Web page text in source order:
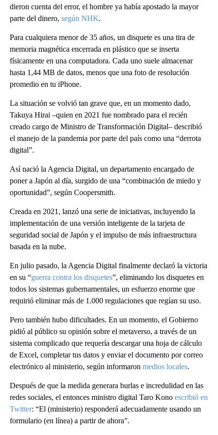
dieron cuenta del error, el hombre ya había apostado la mayor
parte del dinero, según NHK.
Para cualquiera menor de 35 años, un disquete es una tira de
memoria magnética encerrada en plástico que se inserta
físicamente en una computadora. Cada uno suele almacenar
hasta 1,44 MB de datos, menos que una foto de resolución
promedio en tu iPhone.
La situación se volvió tan grave que, en un momento dado,
Takuya Hirai –quien en 2021 fue nombrado para el recién
creado cargo de Ministro de Transformación Digital– describió
el manejo de la pandemia por parte del país como una “derrota
digital”.
Así nació la Agencia Digital, un departamento encargado de
poner a Japón al día, surgido de una “combinación de miedo y
oportunidad”, según Coopersmith.
Creada en 2021, lanzó una serie de iniciativas, incluyendo la
implementación de una versión inteligente de la tarjeta de
seguridad social de Japón y el impulso de más infraestructura
basada en la nube.
En julio pasado, la Agencia Digital finalmente declaró la victoria
en su “guerra contra los disquetes”, eliminando los disquetes en
todos los sistemas gubernamentales, un esfuerzo enorme que
requirió eliminar más de 1.000 regulaciones que regían su uso.
Pero también hubo dificultades. En un momento, el Gobierno
pidió al público su opinión sobre el metaverso, a través de un
sistema complicado que requería descargar una hoja de cálculo
de Excel, completar tus datos y enviar el documento por correo
electrónico al ministerio, según informaron medios locales.
Después de que la medida generara burlas e incredulidad en las
redes sociales, el entonces ministro digital Taro Kono escribió en
Twitter: “El (ministerio) responderá adecuadamente usando un
formulario (en línea) a partir de ahora”.